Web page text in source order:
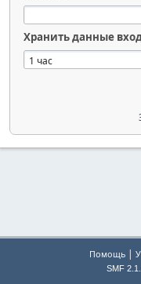
Хранить данные
Помощь |
SMF